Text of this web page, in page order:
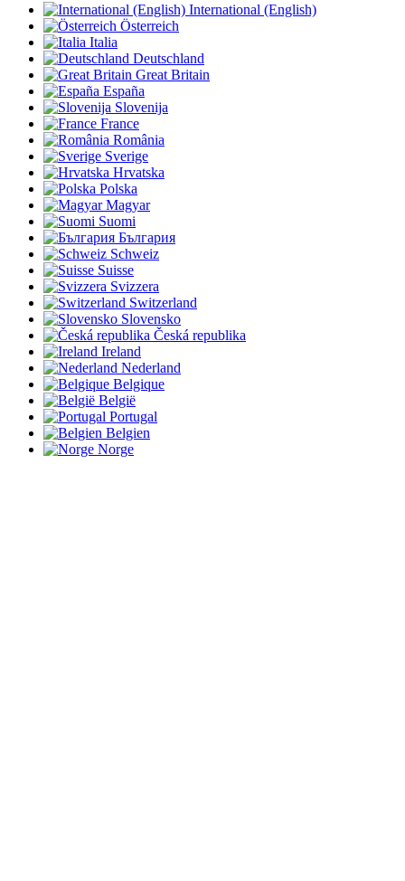
International (English)
Österreich
Italia
Deutschland
Great Britain
España
Slovenija
France
România
Sverige
Hrvatska
Polska
Magyar
Suomi
България
Schweiz
Suisse
Svizzera
Switzerland
Slovensko
Česká republika
Ireland
Nederland
Belgique
België
Portugal
Belgien
Norge